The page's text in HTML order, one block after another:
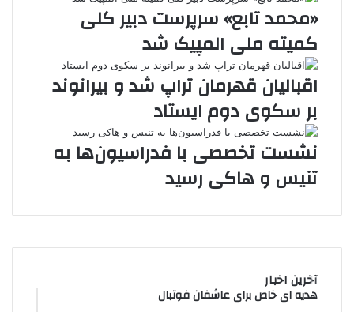
«محمد تابع» سرپرست دبیر کلی
کمیته ملی المپیک شد
اقبالیان قهرمان تراپ شد و بیرانوند
بر سکوی دوم ایستاد
نشست تخصصی با فدراسیون‌ها به
تنیس و هاکی رسید
آخرین اخبار
هدیه ای خاص برای عاشفان فوتبال